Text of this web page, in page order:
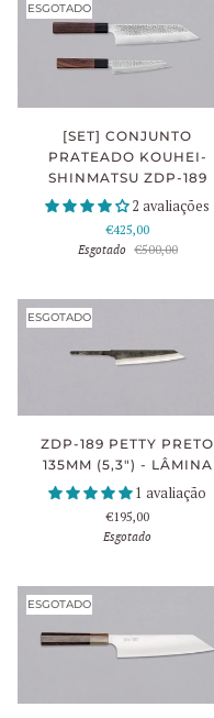
ESGOTADO
[SET] CONJUNTO
PRATEADO KOUHEI-
SHINMATSU ZDP-189
2 avaliações
€425,00
Esgotado €500,00
ESGOTADO
ZDP-189 PETTY PRETO
135MM (5,3") - LÂMINA
1 avaliação
€195,00
Esgotado
ESGOTADO